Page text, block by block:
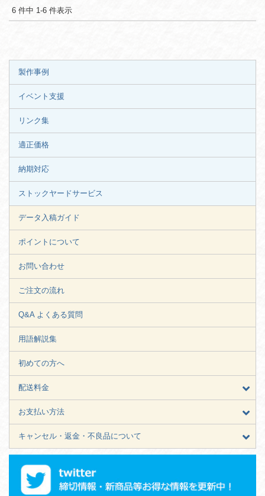
6 件中 1-6 件表示
製作事例
イベント支援
リンク集
適正価格
納期対応
ストックヤードサービス
データ入稿ガイド
ポイントについて
お問い合わせ
ご注文の流れ
Q&A よくある質問
用語解説集
初めての方へ
配送料金
お支払い方法
キャンセル・返金・不良品について